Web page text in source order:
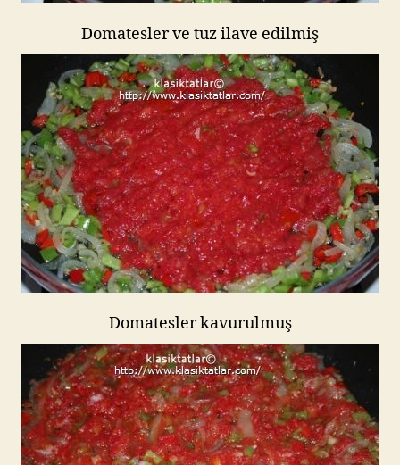
Domatesler ve tuz ilave edilmiş
Domatesler kavurulmuş